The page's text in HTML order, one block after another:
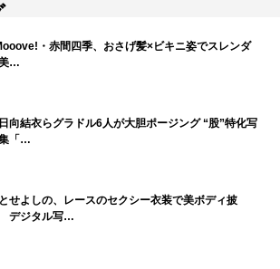
・赤間四季、おさげ髪×ビキニ姿でスレンダ
…
向結衣らグラドル6人が大胆ポージング “股”特化写
「…
せよしの、レースのセクシー衣装で美ボディ披
デジタル写…